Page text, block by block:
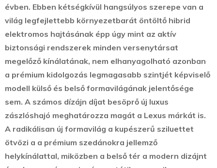
évben. Ebben kétségkívül hangsúlyos szerepe van a
világ legfejlettebb környezetbarát öntöltő hibrid
elektromos hajtásának épp úgy mint az aktív
biztonsági rendszerek minden versenytársat
megelőző kínálatának, nem elhanyagolható azonban
a prémium kidolgozás legmagasabb szintjét képviselő
modell külső és belső formavilágának jelentősége
sem. A számos dízájn díjat besöprő új luxus
zászlóshajó meghatározza magát a Lexus márkát is.
A radikálisan új formavilág a kupészerű sziluettet
ötvözi a a prémium szedánokra jellemző
helykínálattal, miközben a belső tér a modern dizájnt